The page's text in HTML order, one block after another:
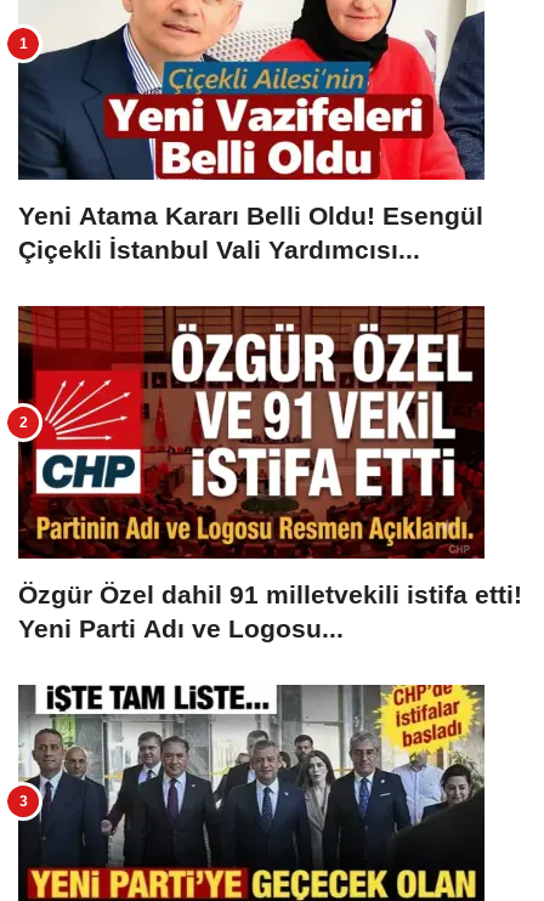
Yeni Atama Kararı Belli Oldu! Esengül
Çiçekli İstanbul Vali Yardımcısı...
Özgür Özel dahil 91 milletvekili istifa etti!
Yeni Parti Adı ve Logosu...